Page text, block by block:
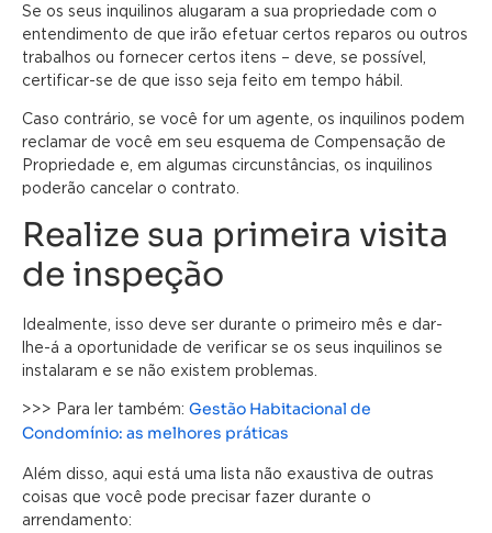
Se os seus inquilinos alugaram a sua propriedade com o
entendimento de que irão efetuar certos reparos ou outros
trabalhos ou fornecer certos itens – deve, se possível,
certificar-se de que isso seja feito em tempo hábil.
Caso contrário, se você for um agente, os inquilinos podem
reclamar de você em seu esquema de Compensação de
Propriedade e, em algumas circunstâncias, os inquilinos
poderão cancelar o contrato.
Realize sua primeira visita
de inspeção
Idealmente, isso deve ser durante o primeiro mês e dar-
lhe-á a oportunidade de verificar se os seus inquilinos se
instalaram e se não existem problemas.
>>> Para ler também: Gestão Habitacional de
Condomínio: as melhores práticas
Além disso, aqui está uma lista não exaustiva de outras
coisas que você pode precisar fazer durante o
arrendamento: